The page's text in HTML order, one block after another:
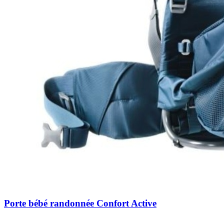
Porte bébé randonnée Confort Active